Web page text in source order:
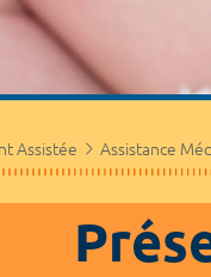
Assistée Assistance